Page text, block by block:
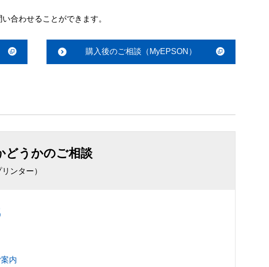
合わせることができます。
購入後のご相談（MyEPSON）
どうかのご相談
ンター）
内